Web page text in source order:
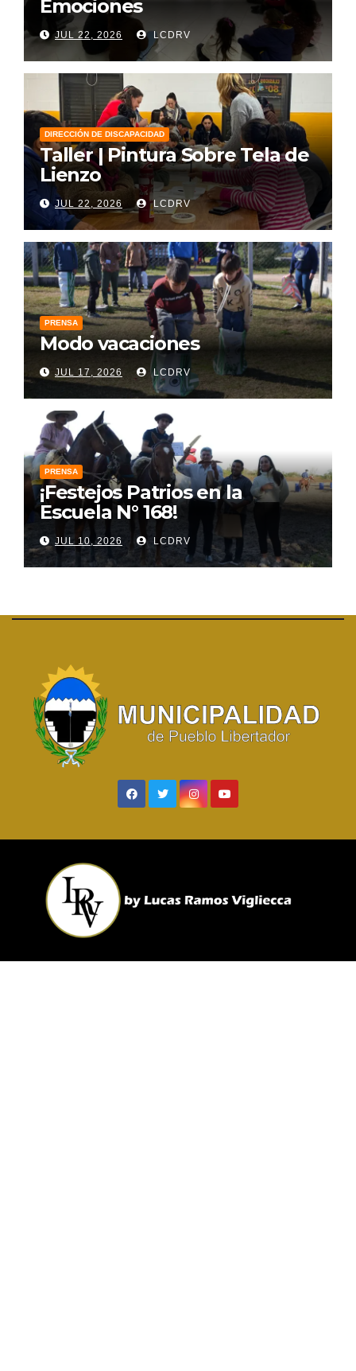
Emociones
JUL 22, 2026 LCDRV
DIRECCIÓN DE DISCAPACIDAD
Taller | Pintura Sobre Tela de
Lienzo
JUL 22, 2026 LCDRV
PRENSA
Modo vacaciones
JUL 17, 2026 LCDRV
PRENSA
¡Festejos Patrios en la
Escuela N° 168!
JUL 10, 2026 LCDRV